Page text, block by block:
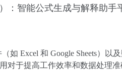
）：智能公式生成与解释助手
Excel 和 Google Sheets）以
对于提高工作效率和数据处理